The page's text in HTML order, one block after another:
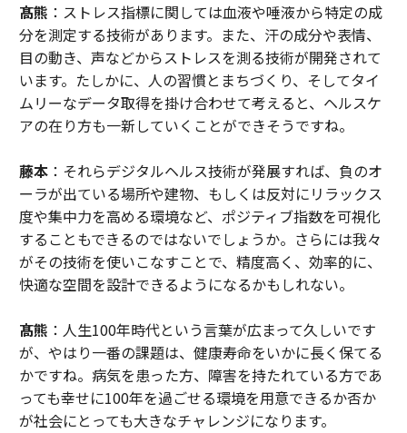
髙熊 ：ストレス指標に関しては血液や唾液から特定の成
分を測定する技術があります。また、汗の成分や表情、
目の動き、声などからストレスを測る技術が開発されて
います。たしかに、人の習慣とまちづくり、そしてタイ
ムリーなデータ取得を掛け合わせて考えると、ヘルスケ
アの在り方も一新していくことができそうですね。
藤本：それらデジタルヘルス技術が発展すれば、負のオ
ーラが出ている場所や建物、もしくは反対にリラックス
度や集中力を高める環境など、ポジティブ指数を可視化
することもできるのではないでしょうか。さらには我々
がその技術を使いこなすことで、精度高く、効率的に、
快適な空間を設計できるようになるかもしれない。
髙熊 ：人生100年時代という言葉が広まって久しいです
が、やはり一番の課題は、健康寿命をいかに長く保てる
かですね。病気を患った方、障害を持たれている方であ
っても幸せに100年を過ごせる環境を用意できるか否か
が社会にとっても大きなチャレンジになります。